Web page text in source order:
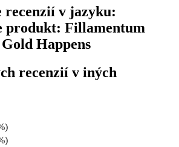
v jazyku:
produkt: Fillamentum
Happens
recenzií v iných